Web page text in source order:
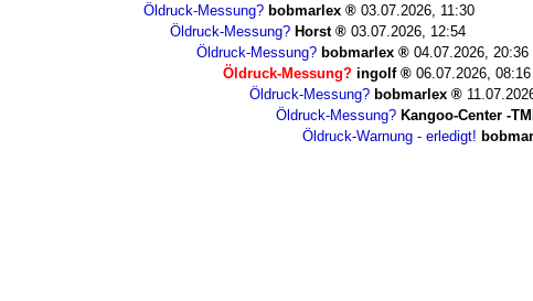
Öldruck-Messung? bobmarlex
03.07.2026, 11:30
Öldruck-Messung? Horst
03.07.2026, 12:54
Öldruck-Messung? bobmarlex
04.07.2026, 20:36
Öldruck-Messung? ingolf
06.07.2026, 08:16
Öldruck-Messung? bobmarlex
Öldruck-Messung? Kangoo-Center -
Öldruck-Warnung - erledigt!